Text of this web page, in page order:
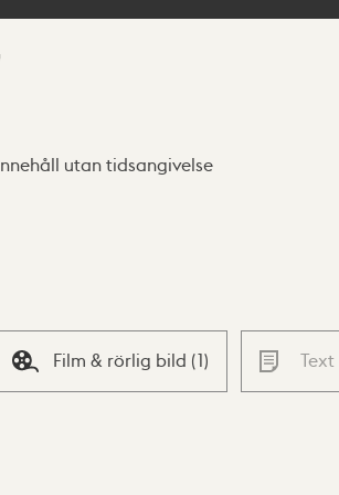
utan tidsangivelse
Film & rörlig bild (1) Text